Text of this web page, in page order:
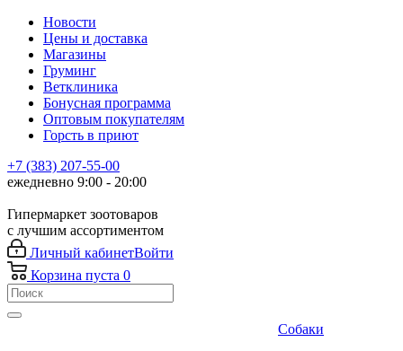
Новости
Цены и доставка
Магазины
Груминг
Ветклиника
Бонусная программа
Оптовым покупателям
Горсть в приют
+7 (383) 207-55-00
ежедневно 9:00 - 20:00
Гипермаркет зоотоваров
с лучшим ассортиментом
Личный кабинетВойти
Корзина пуста 0
Собаки